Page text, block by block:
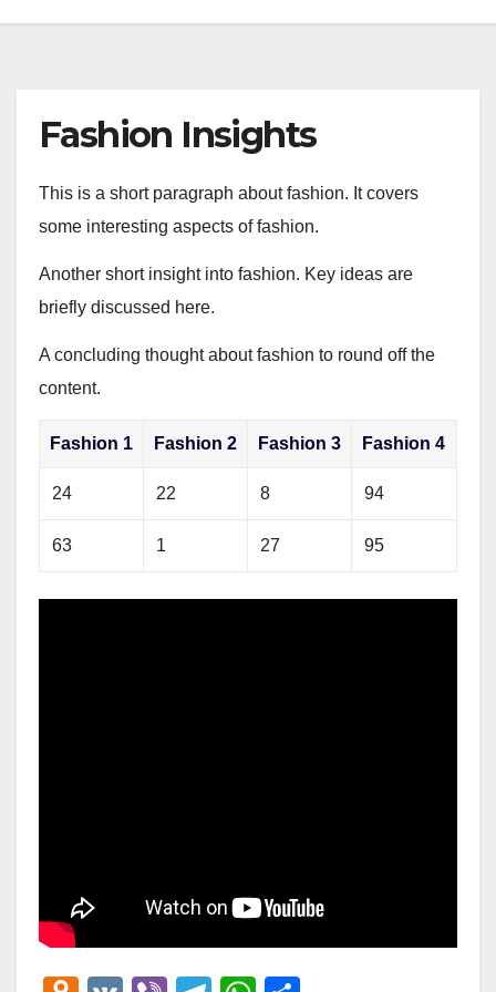
Fashion Insights
This is a short paragraph about fashion. It covers
some interesting aspects of fashion.
Another short insight into fashion. Key ideas are
briefly discussed here.
A concluding thought about fashion to round off the
content.
Fashion 1 Fashion 2 Fashion 3 Fashion 4
24 22 8 94
63 1 27 95